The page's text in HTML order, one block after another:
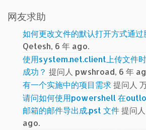
网友求助
如何更改文件的默认打开方式通
Qetesh, 6 年 ago.
使用system.net.client上传文件
成功？ 提问人 pwshroad, 6 年
有一个实施中的项目需求提问人
请问如何使用powershell 在
邮箱的邮件导出成.pst 文件提问
ago.